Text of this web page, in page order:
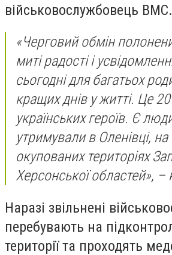
військовослужбовець ВМС.
«Черговий обмін
миті радості і
сьогодні для багатьох
кращих днів у житті. Це 20
українських героїв. Є
утримували в Оленівці,
окупованих територіях
Херсонської областей»,
Наразі звільнені
перебувають на
території та проходять